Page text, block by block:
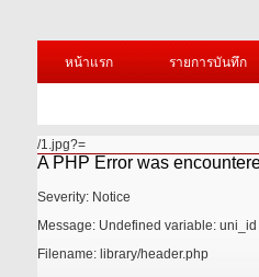
หน้าแรก
รายการบันทึก
/1.jpg?=
A PHP Error was
Severity: Notice
Message: Undefined variable: uni_id
Filename: library/header.php